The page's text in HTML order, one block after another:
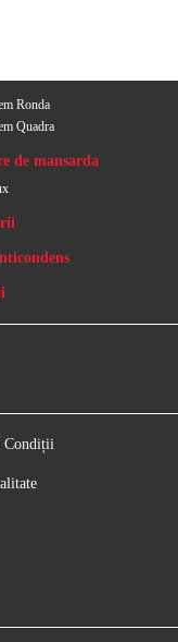
Ronda
Quadra
de mansarda
Condiții